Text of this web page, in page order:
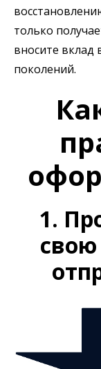
только
вносите вклад
поколений.
1.